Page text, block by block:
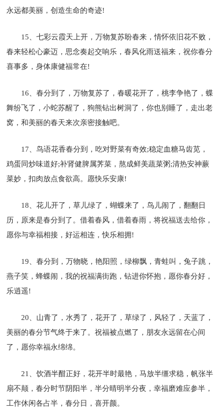
永远都美丽，创造生命的奇迹!
15、七彩云霞天上开，万物复苏盼春来，情怀依旧花不败，
春来轻松心豪迈，思念奏起交响乐，春风化雨送福来，祝你春分
喜事多，身体康健福常在!
16、春分到了，万物复苏了，春暖花开了，桃李争艳了，蝶
舞纷飞了，小蛇苏醒了，狗熊钻出树洞了，你也别睡了，走出老
窝，和美丽的春天来次亲密接触吧。
17、鸟语花香春分到，吃对野菜有奇效;稳定血糖马齿苋，
鸡蛋同炒味道好;补肾健脾属荠菜，熬成鲜美蔬菜粥;清热安神蕨
菜妙，扣肉放点食欲高。愿快乐安康!
18、花儿开了，草儿绿了，蝴蝶来了，鸟儿闹了，翻翻日
历，原来是春分到了。借着春风，借着春雨，将祝福送去给你，
愿你与幸福相接，好运相连，快乐相拥!
19、春分到，万物晓，艳阳照，绿柳飘，青蛙叫，兔子跳，
燕子笑，蜂蝶闹，我的祝福满街跑，钻进你怀抱，愿你春分好，
乐逍遥!
20、山青了，水秀了，花开了，草绿了，风轻了，天蓝了，
美丽的春分节气终于来了。祝福被点燃了，朋友永远留在心间
了，愿你幸福永绵绵。
21、饮酒半酣正好，花开半时最艳，马放半缰求稳，帆张半
扇不颠，春分时节阴阳半，半分晴明半分夜，幸福磨难应参半，
工作休闲各占半，春分日，喜开颜。